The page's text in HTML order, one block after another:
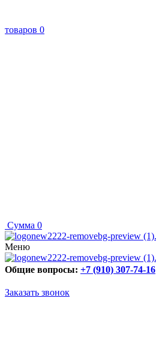
товаров 0
Сумма 0
Меню
Общие вопросы: +7 (910) 307-74-16
Заказать звонок